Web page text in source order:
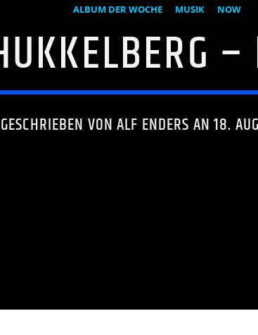
ALBUM DER WOCHE MUSIK NOW
GESCHRIEBEN VONALF ENDERS AN 18.